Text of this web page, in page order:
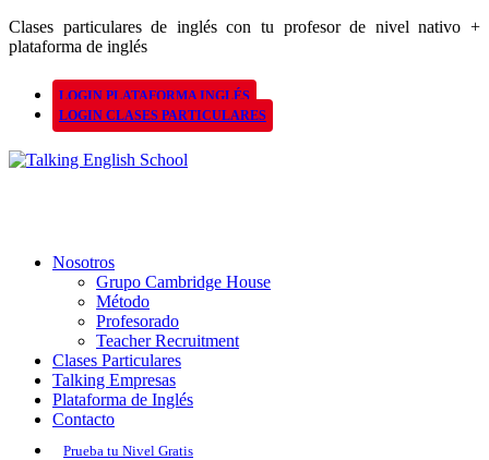
Clases particulares de inglés con tu profesor de nivel nativo +
plataforma de inglés
LOGIN PLATAFORMA INGLÉS
LOGIN CLASES PARTICULARES
Nosotros
Grupo Cambridge House
Método
Profesorado
Teacher Recruitment
Clases Particulares
Talking Empresas
Plataforma de Inglés
Contacto
Prueba tu Nivel Gratis